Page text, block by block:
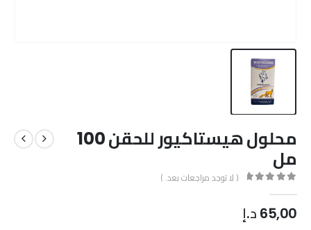
محلول هيستاكيور للحقن 100
مل
( لا توجد مراجعات بعد. )
65,00 د.إ